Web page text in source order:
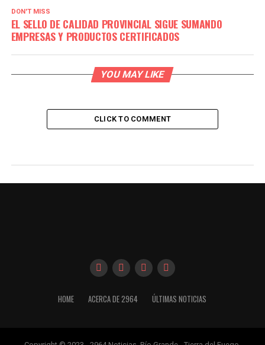
DON'T MISS
EL SELLO DE CALIDAD PROVINCIAL SIGUE SUMANDO
EMPRESAS Y PRODUCTOS CERTIFICADOS
YOU MAY LIKE
CLICK TO COMMENT
HOME ACERCA DE 2964 ÚLTIMAS NOTICIAS